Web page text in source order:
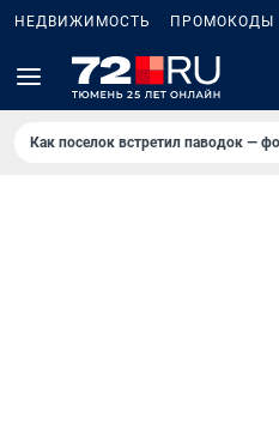
НЕДВИЖИМОСТЬ ПРОМОКОДЫ
Как поселок встретил паводок —